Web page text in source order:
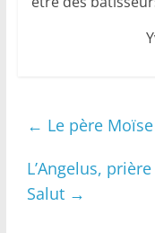
← Le père
L’Angelus,
Salut →